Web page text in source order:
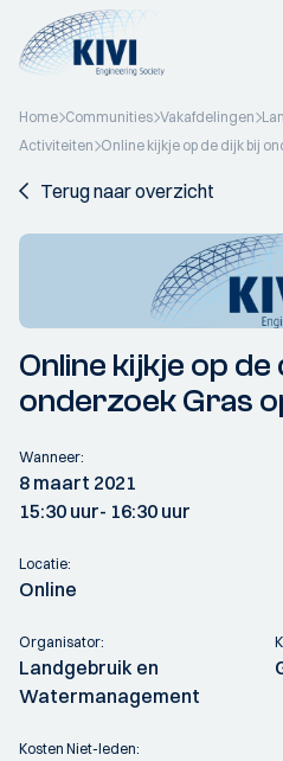
Home Communities Vakafdelingen
Activiteiten Online kijkje op de dijk bij
Terug naar overzicht
Online kijkje op de
onderzoek Gras
Wanneer:
8 maart 2021
15:30 uur- 16:30 uur
Locatie:
Online
Organisator:
Landgebruik en
Watermanagement
Kosten Niet-leden: